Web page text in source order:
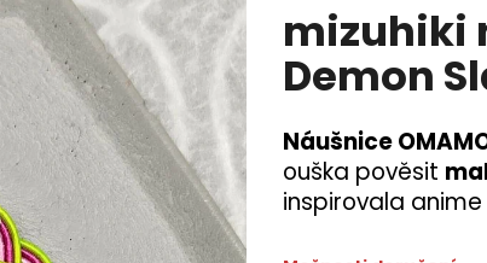
produktu
je
0,0
hvězdiček.
mizuhiki
Demon
Náušnice
ouška pověsit
inspirovala
Doporučujeme